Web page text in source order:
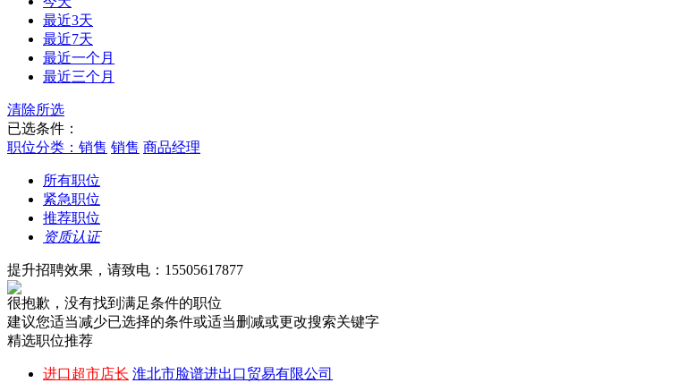
最近3天
最近7天
最近一个月
最近三个月
清除所选
已选条件：
职位分类：销售 销售 商品经理
所有职位
紧急职位
推荐职位
资质认证
提升招聘效果，请致电：15505617877
很抱歉，没有找到满足条件的职位
建议您适当减少已选择的条件或适当删减或更改搜索关键字
精选职位推荐
进口超市店长 淮北市脸谱进出口贸易有限公司